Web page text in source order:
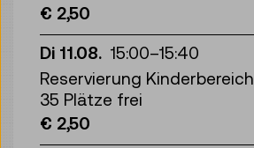
€ 2,50
Di 11.08. 15:00–15:40
Reservierung Kinderbereich
35 Plätze frei
€ 2,50